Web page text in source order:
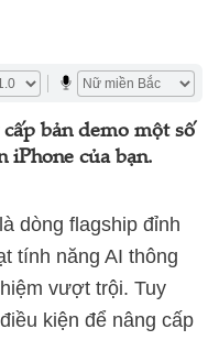
bản demo một số
iPhone của bạn.
dòng flagship đỉnh
tính năng AI thông
vượt trội. Tuy
kiện để nâng cấp